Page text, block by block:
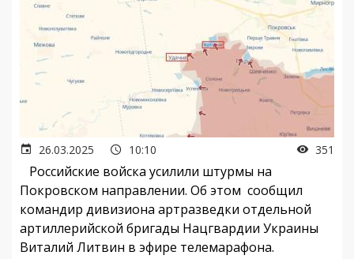
26.03.2025 10:10 351
Российские войска усилили штурмы на
Покровском направлении. Об этом сообщил
командир дивизиона артразведки отдельной
артиллерийской бригады Нацгвардии Украины
Виталий Литвин в эфире телемарафона.